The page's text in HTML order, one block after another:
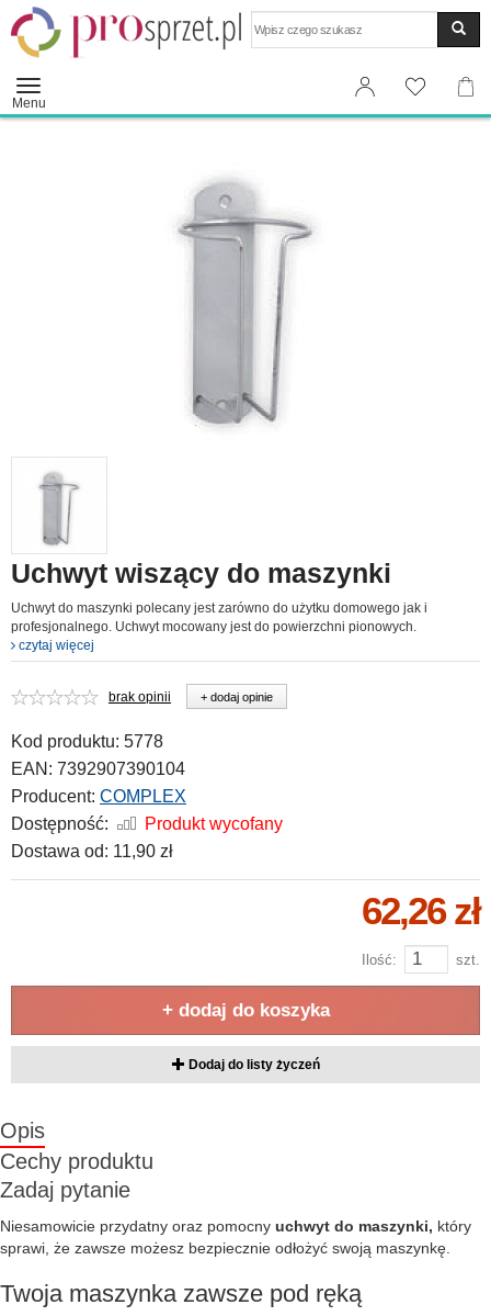
Menu
Uchwyt wiszący do maszynki
Uchwyt do maszynki polecany jest zarówno do użytku domowego jak i
profesjonalnego. Uchwyt mocowany jest do powierzchni pionowych.
czytaj więcej
brak opinii + dodaj opinie
Kod produktu: 5778
EAN: 7392907390104
Producent: COMPLEX
Dostępność:
Produkt wycofany
Dostawa od: 11,90 zł
62,26 zł
Ilość: szt.
+ dodaj do koszyka
Dodaj do listy życzeń
Opis
Cechy produktu
Zadaj pytanie
Niesamowicie przydatny oraz pomocny uchwyt do maszynki, który
sprawi, że zawsze możesz bezpiecznie odłożyć swoją maszynkę.
Twoja maszynka zawsze pod ręką